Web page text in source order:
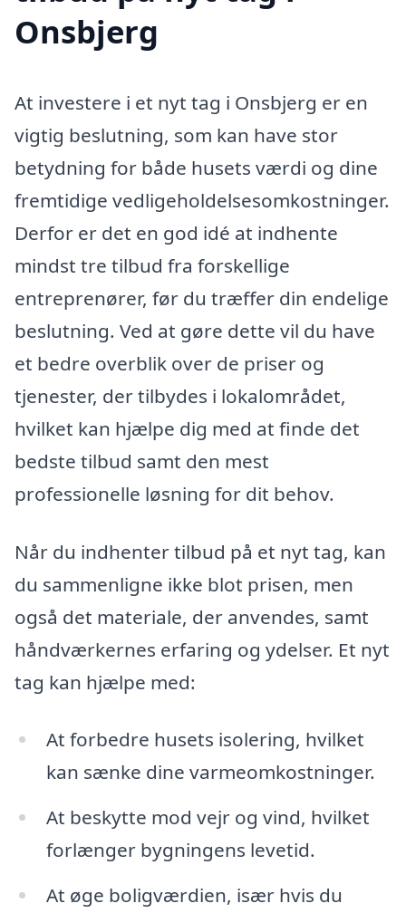
Onsbjerg
At investere i et nyt tag i Onsbjerg er en
vigtig beslutning, som kan have stor
betydning for både husets værdi og dine
fremtidige vedligeholdelsesomkostninger.
Derfor er det en god idé at indhente
mindst tre tilbud fra forskellige
entreprenører, før du træffer din endelige
beslutning. Ved at gøre dette vil du have
et bedre overblik over de priser og
tjenester, der tilbydes i lokalområdet,
hvilket kan hjælpe dig med at finde det
bedste tilbud samt den mest
professionelle løsning for dit behov.
Når du indhenter tilbud på et nyt tag, kan
du sammenligne ikke blot prisen, men
også det materiale, der anvendes, samt
håndværkernes erfaring og ydelser. Et nyt
tag kan hjælpe med:
At forbedre husets isolering, hvilket
kan sænke dine varmeomkostninger.
At beskytte mod vejr og vind, hvilket
forlænger bygningens levetid.
At øge boligværdien, især hvis du